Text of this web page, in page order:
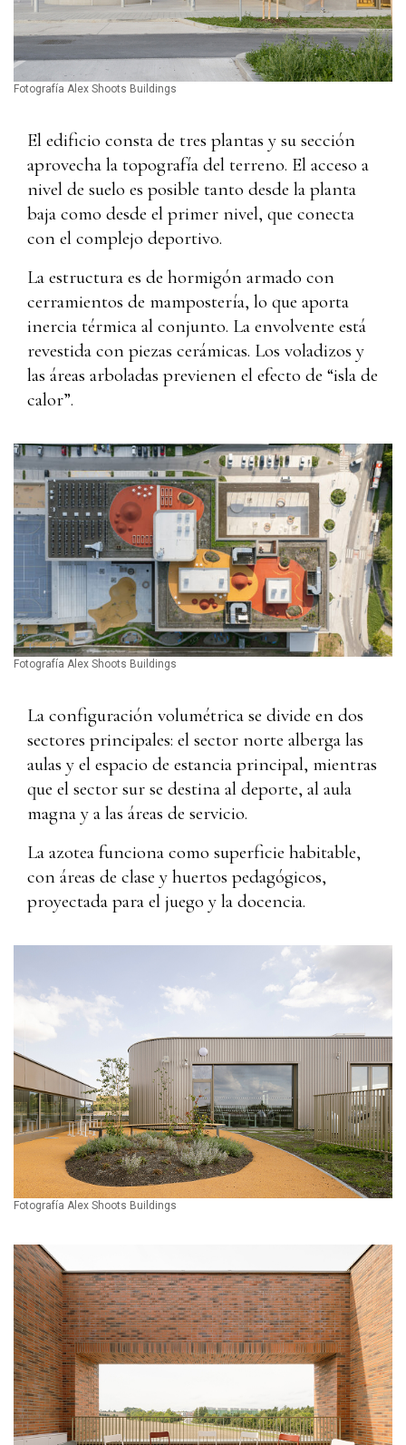
Fotografía Alex Shoots Buildings
El edificio consta de tres plantas y su sección
aprovecha la topografía del terreno. El acceso a
nivel de suelo es posible tanto desde la planta
baja como desde el primer nivel, que conecta
con el complejo deportivo.
La estructura es de hormigón armado con
cerramientos de mampostería, lo que aporta
inercia térmica al conjunto. La envolvente está
revestida con piezas cerámicas. Los voladizos y
las áreas arboladas previenen el efecto de “isla de
calor”.
Fotografía Alex Shoots Buildings
La configuración volumétrica se divide en dos
sectores principales: el sector norte alberga las
aulas y el espacio de estancia principal, mientras
que el sector sur se destina al deporte, al aula
magna y a las áreas de servicio.
La azotea funciona como superficie habitable,
con áreas de clase y huertos pedagógicos,
proyectada para el juego y la docencia.
Fotografía Alex Shoots Buildings